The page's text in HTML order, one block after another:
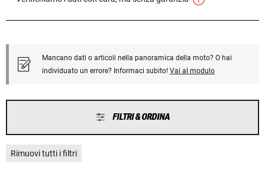
Mancano dati o articoli nella panoramica della moto? O hai
individuato un errore? Informaci subito! Vai al modulo
FILTRI & ORDINA
Rimuovi tutti i filtri